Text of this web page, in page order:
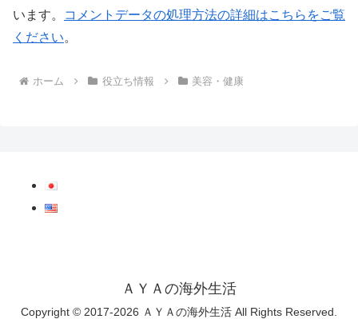
います。
コメントデータの処理方法の詳細はこちらをご覧
ください。
ホーム 役立ち情報 美容・健康
ＡＹＡの海外生活
Copyright © 2017-2026 ＡＹＡの海外生活 All Rights Reserved.